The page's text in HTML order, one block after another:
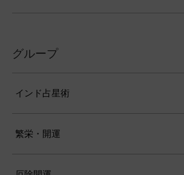
グループ
インド占星術
繁栄・開運